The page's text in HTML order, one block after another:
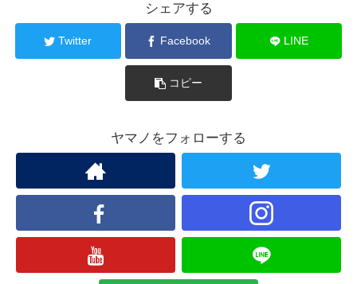
シェアする
Twitter Facebook LINE
コピー
ヤマノをフォローする